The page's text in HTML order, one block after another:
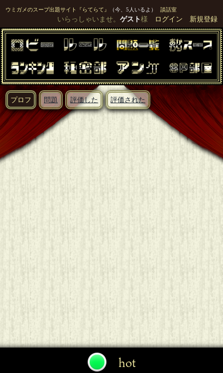
ウミガメのスープ出題サイト『らてらて』 （今、5人いるよ） 談話室
いらっしゃいませ。 ゲスト様 ログイン 新規登録
プロフ 問題 評価した 評価された
hot